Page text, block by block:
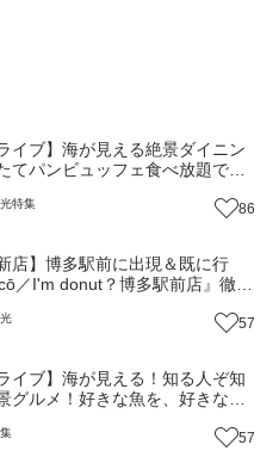
イブ】海が見える絶景ダイニン
てパンビュッフェ食べ放題で大
』（福岡・糸島市）【まち歩
特集
86
店】博多駅前に出現＆既に行
／I'm donut？博多駅前店』徹底
チオシメニューも紹介！（福岡
【まち歩き】
57
イブ】海が見える！知る人ぞ知
グルメ！好きな魚を、好きなだ
市西区）【まち歩き】
57